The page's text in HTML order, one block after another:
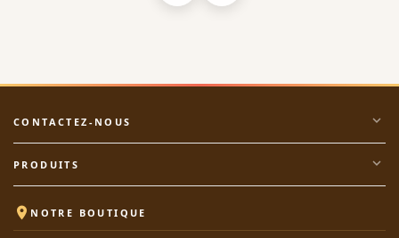
CONTACTEZ-NOUS expand_more
PRODUITS expand_more
 NOTRE BOUTIQUE